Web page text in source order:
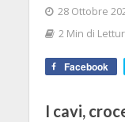
28 Ottobre
2 Min di
Facebook
I cavi,